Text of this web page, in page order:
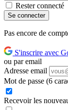
Rester connecté
Se connecter
Pas encore de
S'inscrire avec
ou par email
Adresse email
Mot de passe (6
Recevoir les